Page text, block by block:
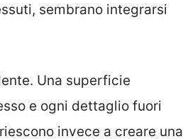
sembrano integrarsi
Una superficie
e ogni dettaglio fuori
riescono invece a creare una